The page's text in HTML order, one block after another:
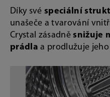
Díky své speciální
unašeče a tvarování
Crystal zásadně snižuje
prádlaa prodlužuje